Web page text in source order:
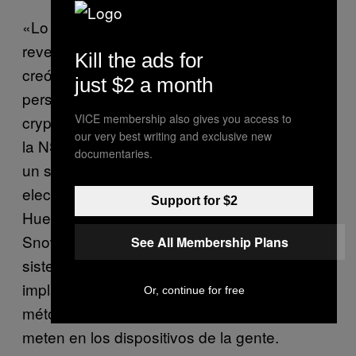
«Lo que pasa con los testimonios y
revelaciones de Snowden es que también
creó una actitud derrotista en algunas
personas que comenzaron a decir que el
crypto era inútil, todo bajo la creencia de que
la NSA es invencible—’ellos pueden realizar
un seguimiento de tu ubicación, leer tu correo
electrónico, encender tu cámara web’,» dijo
Huerta. «Pero lo que los documentos de
Snowden realmente muestran es que son los
sistemas operativos con errores, hardware
implantados, y los errores de software los
métodos en que la NSA y otras personas se
meten en los dispositivos de la gente.
Kill the ads for
just $2 a month
VICE membership also gives you access to
our very best writing and exclusive new
documentaries.
Support for $2
See All Membership Plans
Or, continue for free